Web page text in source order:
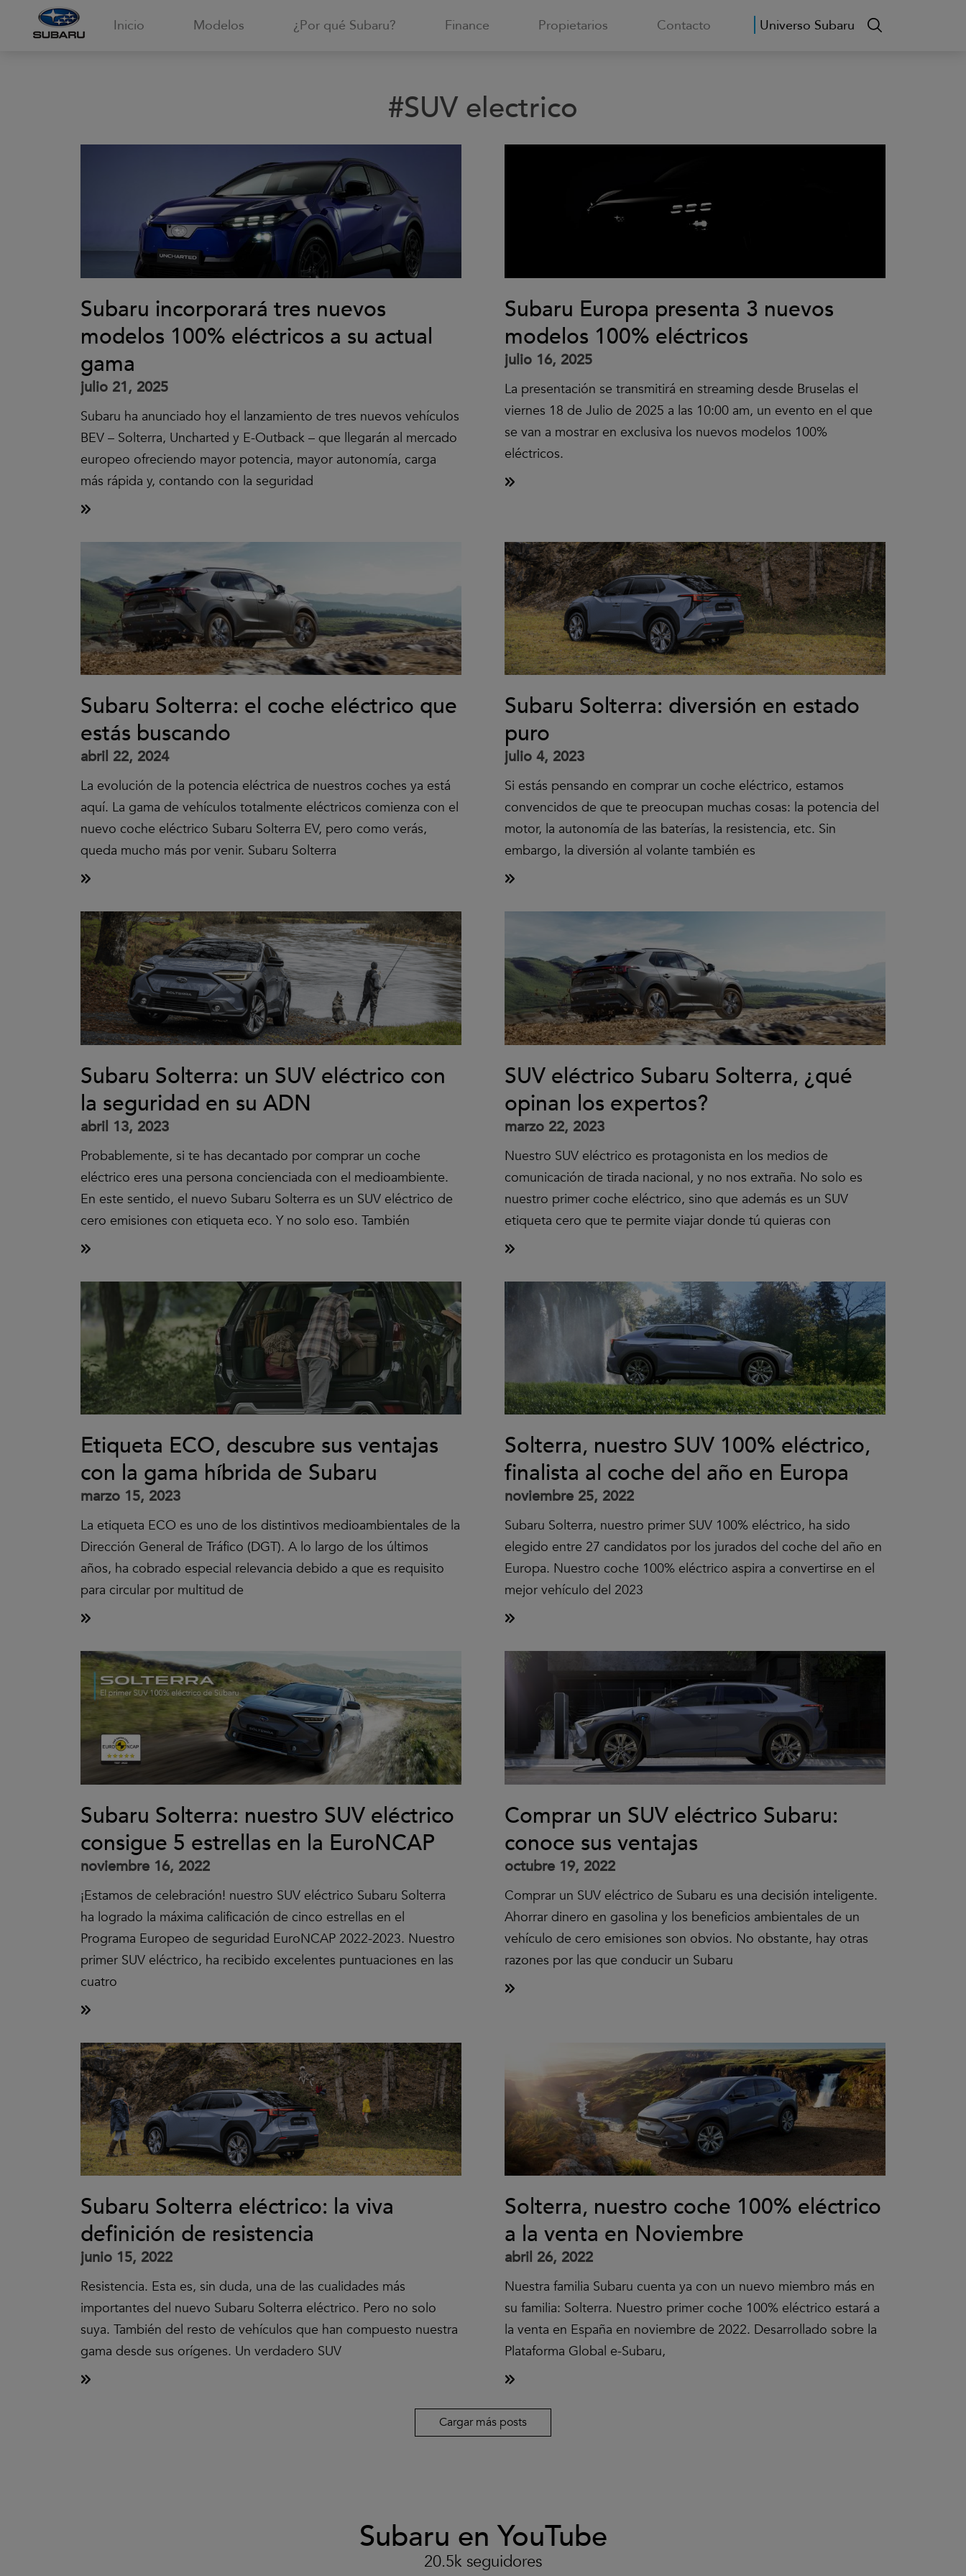
Inicio Modelos ¿Por qué Subaru? Finance Propietarios Contacto Universo Subaru
#SUV electrico
Subaru incorporará tres nuevos
modelos 100% eléctricos a su actual
gama
julio 21, 2025
Subaru ha anunciado hoy el lanzamiento de tres nuevos vehículos
BEV – Solterra, Uncharted y E-Outback – que llegarán al mercado
europeo ofreciendo mayor potencia, mayor autonomía, carga
más rápida y, contando con la seguridad
Subaru Europa presenta 3 nuevos
modelos 100% eléctricos
julio 16, 2025
La presentación se transmitirá en streaming desde Bruselas el
viernes 18 de Julio de 2025 a las 10:00 am, un evento en el que
se van a mostrar en exclusiva los nuevos modelos 100%
eléctricos.
Subaru Solterra: el coche eléctrico que
estás buscando
abril 22, 2024
La evolución de la potencia eléctrica de nuestros coches ya está
aquí. La gama de vehículos totalmente eléctricos comienza con el
nuevo coche eléctrico Subaru Solterra EV, pero como verás,
queda mucho más por venir. Subaru Solterra
Subaru Solterra: diversión en estado
puro
julio 4, 2023
Si estás pensando en comprar un coche eléctrico, estamos
convencidos de que te preocupan muchas cosas: la potencia del
motor, la autonomía de las baterías, la resistencia, etc. Sin
embargo, la diversión al volante también es
Subaru Solterra: un SUV eléctrico con
la seguridad en su ADN
abril 13, 2023
Probablemente, si te has decantado por comprar un coche
eléctrico eres una persona concienciada con el medioambiente.
En este sentido, el nuevo Subaru Solterra es un SUV eléctrico de
cero emisiones con etiqueta eco. Y no solo eso. También
SUV eléctrico Subaru Solterra, ¿qué
opinan los expertos?
marzo 22, 2023
Nuestro SUV eléctrico es protagonista en los medios de
comunicación de tirada nacional, y no nos extraña. No solo es
nuestro primer coche eléctrico, sino que además es un SUV
etiqueta cero que te permite viajar donde tú quieras con
Etiqueta ECO, descubre sus ventajas
con la gama híbrida de Subaru
marzo 15, 2023
La etiqueta ECO es uno de los distintivos medioambientales de la
Dirección General de Tráfico (DGT). A lo largo de los últimos
años, ha cobrado especial relevancia debido a que es requisito
para circular por multitud de
Solterra, nuestro SUV 100% eléctrico,
finalista al coche del año en Europa
noviembre 25, 2022
Subaru Solterra, nuestro primer SUV 100% eléctrico, ha sido
elegido entre 27 candidatos por los jurados del coche del año en
Europa. Nuestro coche 100% eléctrico aspira a convertirse en el
mejor vehículo del 2023
Subaru Solterra: nuestro SUV eléctrico
consigue 5 estrellas en la EuroNCAP
noviembre 16, 2022
¡Estamos de celebración! nuestro SUV eléctrico Subaru Solterra
ha logrado la máxima calificación de cinco estrellas en el
Programa Europeo de seguridad EuroNCAP 2022-2023. Nuestro
primer SUV eléctrico, ha recibido excelentes puntuaciones en las
cuatro
Comprar un SUV eléctrico Subaru:
conoce sus ventajas
octubre 19, 2022
Comprar un SUV eléctrico de Subaru es una decisión inteligente.
Ahorrar dinero en gasolina y los beneficios ambientales de un
vehículo de cero emisiones son obvios. No obstante, hay otras
razones por las que conducir un Subaru
Subaru Solterra eléctrico: la viva
definición de resistencia
junio 15, 2022
Resistencia. Esta es, sin duda, una de las cualidades más
importantes del nuevo Subaru Solterra eléctrico. Pero no solo
suya. También del resto de vehículos que han compuesto nuestra
gama desde sus orígenes. Un verdadero SUV
Solterra, nuestro coche 100% eléctrico
a la venta en Noviembre
abril 26, 2022
Nuestra familia Subaru cuenta ya con un nuevo miembro más en
su familia: Solterra. Nuestro primer coche 100% eléctrico estará a
la venta en España en noviembre de 2022. Desarrollado sobre la
Plataforma Global e-Subaru,
Cargar más posts
Subaru en YouTube
20.5k seguidores
Clic
para
aceptar
las